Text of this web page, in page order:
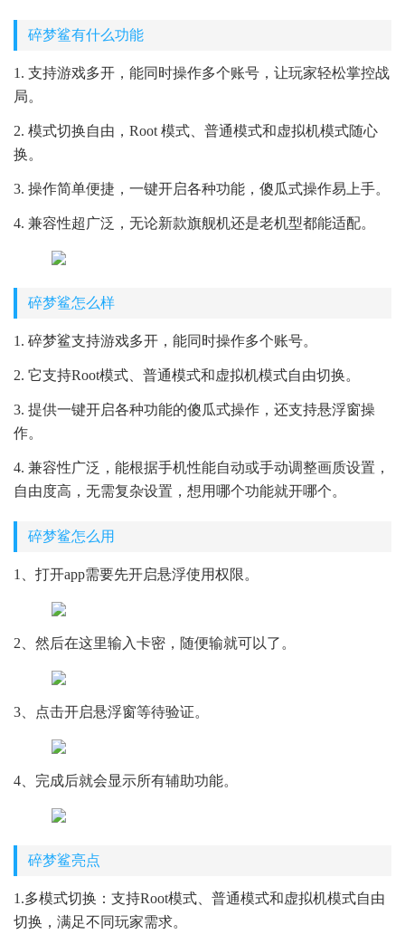
碎梦鲨有什么功能
1. 支持游戏多开，能同时操作多个账号，让玩家轻松掌控战
局。
2. 模式切换自由，Root 模式、普通模式和虚拟机模式随心
换。
3. 操作简单便捷，一键开启各种功能，傻瓜式操作易上手。
4. 兼容性超广泛，无论新款旗舰机还是老机型都能适配。
碎梦鲨怎么样
1. 碎梦鲨支持游戏多开，能同时操作多个账号。
2. 它支持Root模式、普通模式和虚拟机模式自由切换。
3. 提供一键开启各种功能的傻瓜式操作，还支持悬浮窗操
作。
4. 兼容性广泛，能根据手机性能自动或手动调整画质设置，
自由度高，无需复杂设置，想用哪个功能就开哪个。
碎梦鲨怎么用
1、打开app需要先开启悬浮使用权限。
2、然后在这里输入卡密，随便输就可以了。
3、点击开启悬浮窗等待验证。
4、完成后就会显示所有辅助功能。
碎梦鲨亮点
1.多模式切换：支持Root模式、普通模式和虚拟机模式自由
切换，满足不同玩家需求。